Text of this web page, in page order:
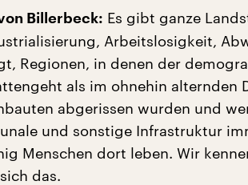
Billerbeck: Es gibt ganze
Arbeitslosigkeit,
Regionen, in denen der
als im ohnehin alternden
abgerissen wurden und
und sonstige Infrastruktur
Menschen dort leben. Wir
das.